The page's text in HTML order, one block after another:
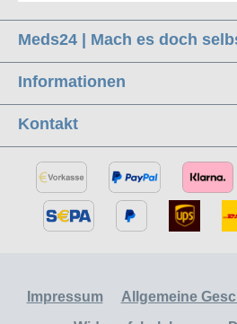
Meds24 | Mach es doch
Informationen
Kontakt
Impressum
Allgemeine